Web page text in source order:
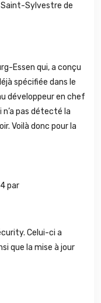
Saint-Sylvestre de
Essen qui, a conçu
spécifiée dans le
développeur en chef
n’a pas détecté la
Voilà donc pour la
par
Celui-ci a
que la mise à jour